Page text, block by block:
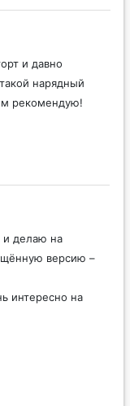
и давно
нарядный
рекомендую!
и делаю на
версию –
интересно на